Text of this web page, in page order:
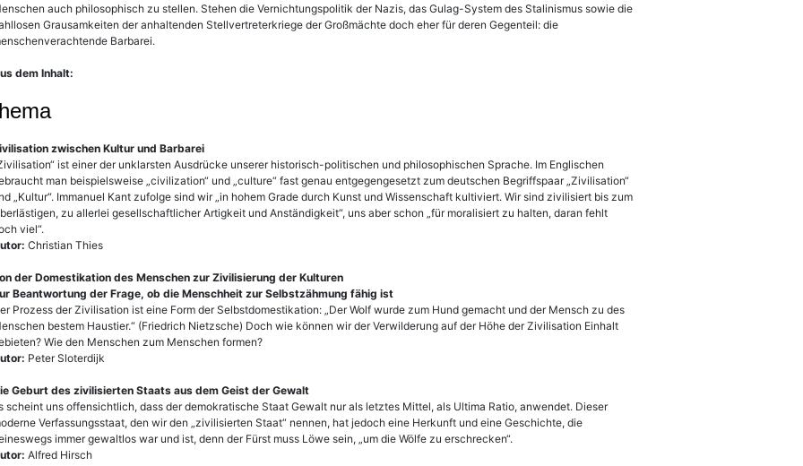
auch philosophisch zu stellen. Stehen die Vernichtungspolitik der Nazis, das Gulag-System des Stalinismus sowie die
Grausamkeiten der anhaltenden Stellvertreterkriege der Großmächte doch eher für deren Gegenteil: die
Barbarei.
dem Inhalt:
zwischen Kultur und Barbarei
ist einer der unklarsten Ausdrücke unserer historisch-politischen und philosophischen Sprache. Im Englischen
man beispielsweise „civilization“ und „culture“ fast genau entgegengesetzt zum deutschen Begriffspaar „Zivilisation“
„Kultur“. Immanuel Kant zufolge sind wir „in hohem Grade durch Kunst und Wissenschaft kultiviert. Wir sind zivilisiert bis zum
zu allerlei gesellschaftlicher Artigkeit und Anständigkeit“, uns aber schon „für moralisiert zu halten, daran fehlt
viel“.
Christian Thies
der Domestikation des Menschen zur Zivilisierung der Kulturen
Beantwortung der Frage, ob die Menschheit zur Selbstzähmung fähig ist
Prozess der Zivilisation ist eine Form der Selbstdomestikation: „Der Wolf wurde zum Hund gemacht und der Mensch zu des
bestem Haustier.“ (Friedrich Nietzsche) Doch wie können wir der Verwilderung auf der Höhe der Zivilisation Einhalt
Wie den Menschen zum Menschen formen?
Peter Sloterdijk
Geburt des zivilisierten Staats aus dem Geist der Gewalt
scheint uns offensichtlich, dass der demokratische Staat Gewalt nur als letztes Mittel, als Ultima Ratio, anwendet. Dieser
Verfassungsstaat, den wir den „zivilisierten Staat“ nennen, hat jedoch eine Herkunft und eine Geschichte, die
immer gewaltlos war und ist, denn der Fürst muss Löwe sein, „um die Wölfe zu erschrecken“.
Alfred Hirsch